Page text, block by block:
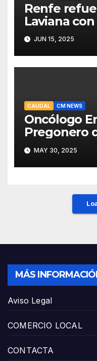
Renfe
Laviana
fiables y
recuperar
JUN 15, 2025
CAUDAL CM NEWS
Oncólogo
Pregonero
Mieres: Un
y el HUCA
MAY 30, 2025
MÁS
Aviso Legal
COMERCIO LOCAL
CONTACTA